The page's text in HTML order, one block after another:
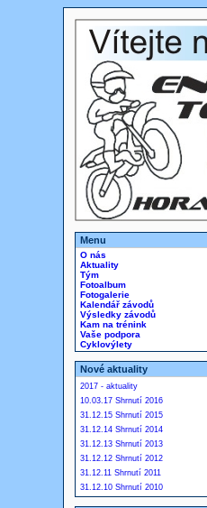
Menu
O nás
Aktuality
Tým
Fotoalbum
Fotogalerie
Kalendář závodů
Výsledky závodů
Kam na trénink
Vaše podpora
Cyklovýlety
Nové aktuality
2017 - aktuality
10.03.17 Shrnutí 2016
31.12.15 Shrnutí 2015
31.12.14 Shrnutí 2014
31.12.13 Shrnutí 2013
31.12.12 Shrnutí 2012
31.12.11 Shrnutí 2011
31.12.10 Shrnutí 2010